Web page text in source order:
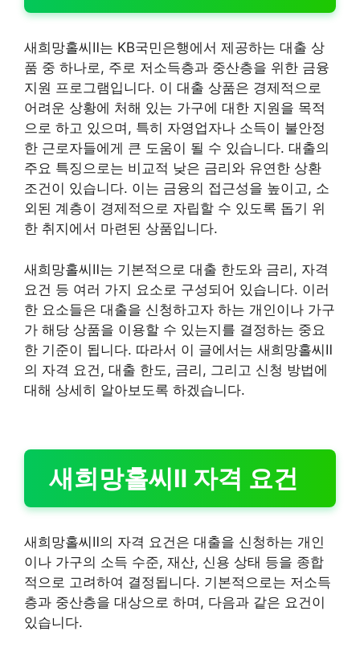
새희망홀씨Ⅱ는 KB국민은행에서 제공하는 대출 상
품 중 하나로, 주로 저소득층과 중산층을 위한 금융
지원 프로그램입니다. 이 대출 상품은 경제적으로
어려운 상황에 처해 있는 가구에 대한 지원을 목적
으로 하고 있으며, 특히 자영업자나 소득이 불안정
한 근로자들에게 큰 도움이 될 수 있습니다. 대출의
주요 특징으로는 비교적 낮은 금리와 유연한 상환
조건이 있습니다. 이는 금융의 접근성을 높이고, 소
외된 계층이 경제적으로 자립할 수 있도록 돕기 위
한 취지에서 마련된 상품입니다.
새희망홀씨Ⅱ는 기본적으로 대출 한도와 금리, 자격
요건 등 여러 가지 요소로 구성되어 있습니다. 이러
한 요소들은 대출을 신청하고자 하는 개인이나 가구
가 해당 상품을 이용할 수 있는지를 결정하는 중요
한 기준이 됩니다. 따라서 이 글에서는 새희망홀씨Ⅱ
의 자격 요건, 대출 한도, 금리, 그리고 신청 방법에
대해 상세히 알아보도록 하겠습니다.
새희망홀씨Ⅱ 자격 요건
새희망홀씨Ⅱ의 자격 요건은 대출을 신청하는 개인
이나 가구의 소득 수준, 재산, 신용 상태 등을 종합
적으로 고려하여 결정됩니다. 기본적으로는 저소득
층과 중산층을 대상으로 하며, 다음과 같은 요건이
있습니다.